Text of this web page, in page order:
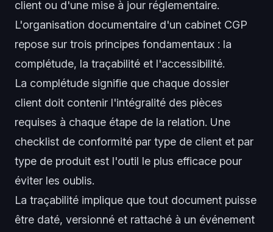
client ou d'une mise à jour réglementaire.
L'organisation documentaire d'un cabinet CGP
repose sur trois principes fondamentaux : la
complétude, la traçabilité et l'accessibilité.
La complétude signifie que chaque dossier
client doit contenir l'intégralité des pièces
requises à chaque étape de la relation. Une
checklist de conformité par type de client et par
type de produit est l'outil le plus efficace pour
éviter les oublis.
La traçabilité implique que tout document puisse
être daté, versionné et rattaché à un événement